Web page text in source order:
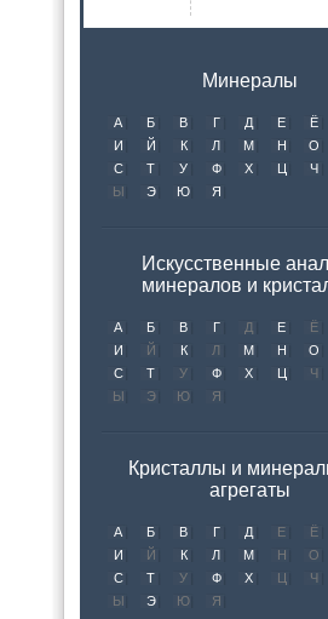
Минералы
А Б В Г Д Е Ё
И
Й К Л М Н О
С
Т У Ф Х Ц Ч
Ы
Э Ю Я
Искусственные
минералов и
А Б В Г Д Е Ё
И
Й К Л М Н О
С
Т У Ф Х Ц Ч
Ы
Э Ю Я
Кристаллы и
агрегаты
А Б В Г Д Е Ё
И
Й К Л М Н О
С
Т У Ф Х Ц Ч
Ы
Э Ю Я